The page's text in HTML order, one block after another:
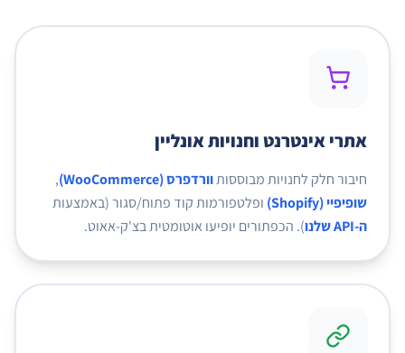
אתרי אינטרנט וחנויות אונליין
חיבור חלק לחנויות מבוססותוורדפרס (WooCommerce)
,
שופיפיי (Shopify)
ופלטפורמות קוד פתוח/סגור (באמצעות
ה-API שלנו
). הכפתורים יופיעו אוטומטית בצ'ק-אאוט.